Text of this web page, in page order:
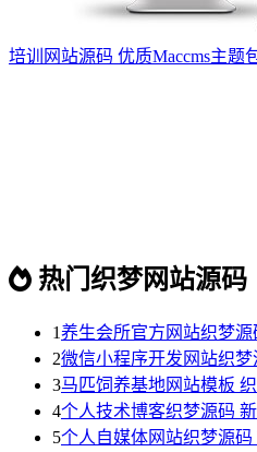
培训网站源码 优质Maccms主题
热门织梦网站源码
1养生会所官方网站织梦源
2微信小程序开发网站织
3马匹饲养基地网站模板
4个人技术博客织梦源码
5个人自媒体网站织梦源码